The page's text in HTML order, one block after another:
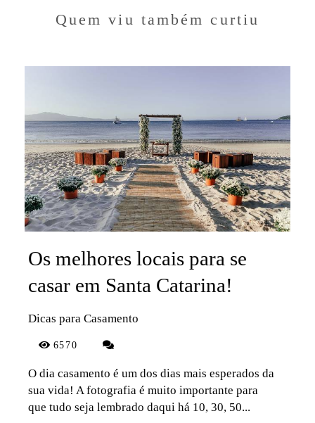
Quem viu também curtiu
Os melhores locais para se
casar em Santa Catarina!
Dicas para Casamento
6570
O dia casamento é um dos dias mais esperados da
sua vida! A fotografia é muito importante para
que tudo seja lembrado daqui há 10, 30, 50...